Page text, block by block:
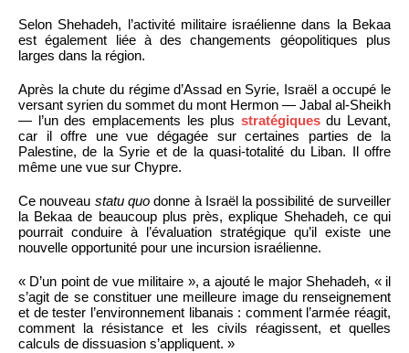
Selon Shehadeh, l’activité militaire israélienne dans la Bekaa
est également liée à des changements géopolitiques plus
larges dans la région.
Après la chute du régime d’Assad en Syrie, Israël a occupé le
versant syrien du sommet du mont Hermon — Jabal al-Sheikh
— l’un des emplacements les plus stratégiquesdu Levant,
car il offre une vue dégagée sur certaines parties de la
Palestine, de la Syrie et de la quasi-totalité du Liban. Il offre
même une vue sur Chypre.
Ce nouveau statu quodonne à Israël la possibilité de surveiller
la Bekaa de beaucoup plus près, explique Shehadeh, ce qui
pourrait conduire à l’évaluation stratégique qu’il existe une
nouvelle opportunité pour une incursion israélienne.
« D’un point de vue militaire », a ajouté le major Shehadeh, « il
s’agit de se constituer une meilleure image du renseignement
et de tester l’environnement libanais : comment l’armée réagit,
comment la résistance et les civils réagissent, et quelles
calculs de dissuasion s’appliquent. »